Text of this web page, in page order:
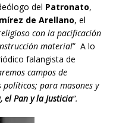
del Patronato,
de Arellano, el
con la pacificación
material” A lo
falangista de
campos de
políticos; para masones y
el Pan y la Justicia”.